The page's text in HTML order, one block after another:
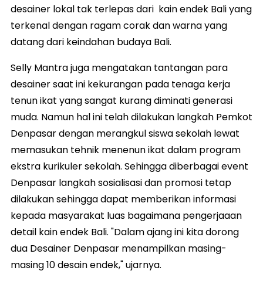
desainer lokal tak terlepas dari kain endek Bali yang
terkenal dengan ragam corak dan warna yang
datang dari keindahan budaya Bali.
Selly Mantra juga mengatakan tantangan para
desainer saat ini kekurangan pada tenaga kerja
tenun ikat yang sangat kurang diminati generasi
muda. Namun hal ini telah dilakukan langkah Pemkot
Denpasar dengan merangkul siswa sekolah lewat
memasukan tehnik menenun ikat dalam program
ekstra kurikuler sekolah. Sehingga diberbagai event
Denpasar langkah sosialisasi dan promosi tetap
dilakukan sehingga dapat memberikan informasi
kepada masyarakat luas bagaimana pengerjaaan
detail kain endek Bali. "Dalam ajang ini kita dorong
dua Desainer Denpasar menampilkan masing-
masing 10 desain endek," ujarnya.